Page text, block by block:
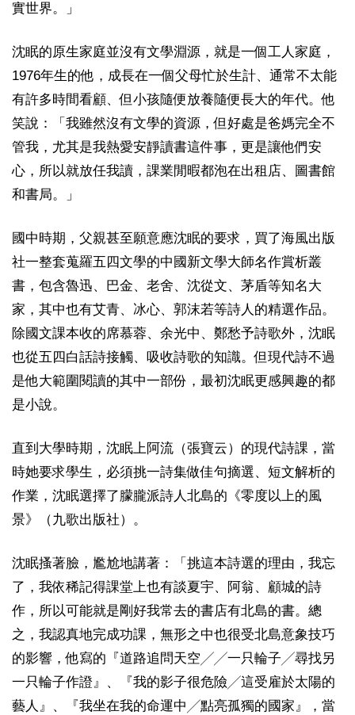
實世界。」
沈眠的原生家庭並沒有文學淵源，就是一個工人家庭，
1976年生的他，成長在一個父母忙於生計、通常不太能
有許多時間看顧、但小孩隨便放養隨便長大的年代。他
笑說：「我雖然沒有文學的資源，但好處是爸媽完全不
管我，尤其是我熱愛安靜讀書這件事，更是讓他們安
心，所以就放任我讀，課業閒暇都泡在出租店、圖書館
和書局。」
國中時期，父親甚至願意應沈眠的要求，買了海風出版
社一整套蒐羅五四文學的中國新文學大師名作賞析叢
書，包含魯迅、巴金、老舍、沈從文、茅盾等知名大
家，其中也有艾青、冰心、郭沫若等詩人的精選作品。
除國文課本收的席慕蓉、余光中、鄭愁予詩歌外，沈眠
也從五四白話詩接觸、吸收詩歌的知識。但現代詩不過
是他大範圍閱讀的其中一部份，最初沈眠更感興趣的都
是小說。
直到大學時期，沈眠上阿流（張寶云）的現代詩課，當
時她要求學生，必須挑一詩集做佳句摘選、短文解析的
作業，沈眠選擇了朦朧派詩人北島的《零度以上的風
景》（九歌出版社）。
沈眠搔著臉，尷尬地講著：「挑這本詩選的理由，我忘
了，我依稀記得課堂上也有談夏宇、阿翁、顧城的詩
作，所以可能就是剛好我常去的書店有北島的書。總
之，我認真地完成功課，無形之中也很受北島意象技巧
的影響，他寫的『道路追問天空╱╱一只輪子╱尋找另
一只輪子作證』、『我的影子很危險╱這受雇於太陽的
藝人』、『我坐在我的命運中╱點亮孤獨的國家』，當